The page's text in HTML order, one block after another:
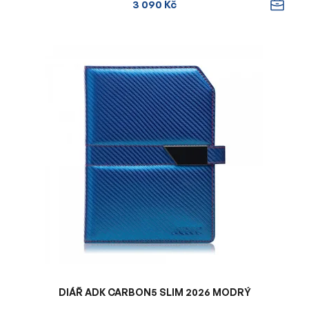
3 090 Kč
DIÁŘ ADK CARBON5 SLIM 2026 MODRÝ